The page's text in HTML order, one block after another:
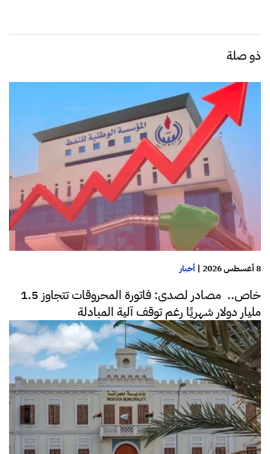
ذو صلة
8 أغسطس 2026 | أخبار
خاص.. مصادر لصدى: فاتورة المحروقات تتجاوز 1.5
مليار دولار شهريًا رغم توقف آلية المبادلة